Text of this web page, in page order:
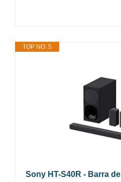
TOP NO. 5
Sony HT-S40R - Barra